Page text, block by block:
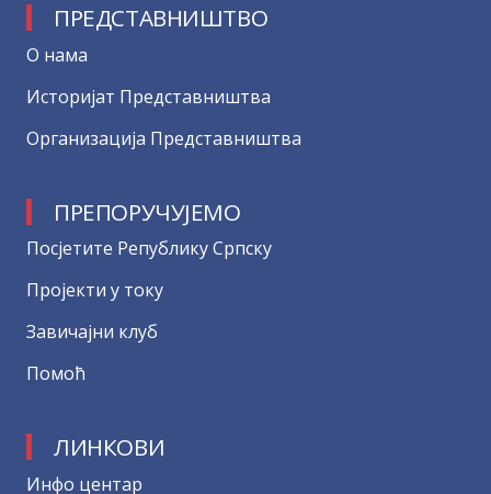
ПРЕДСТАВНИШТВО
О нама
Историјат Представништва
Организација Представништва
ПРЕПОРУЧУЈЕМО
Посјетите Републику Српску
Пројекти у току
Завичајни клуб
Помоћ
ЛИНКОВИ
Инфо центар